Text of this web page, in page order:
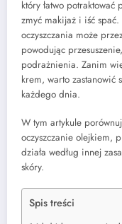
który łatwo
zmyć makijaż i iść
oczyszczania może
powodując
podrażnienia. Zanim
krem, warto zastanowić
każdego dnia.
W tym artykule
oczyszczanie olejkiem,
działa według innej
skóry.
Spis treści